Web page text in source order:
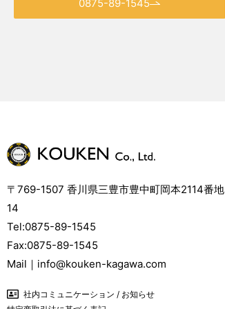
0875-89-1545
〒769-1507 香川県三豊市豊中町岡本2114番地
14
Tel:0875-89-1545
Fax:0875-89-1545
Mail｜info@kouken-kagawa.com
社内コミュニケーション / お知らせ